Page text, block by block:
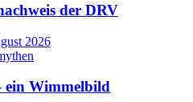
der DRV
2026
ein Wimmelbild